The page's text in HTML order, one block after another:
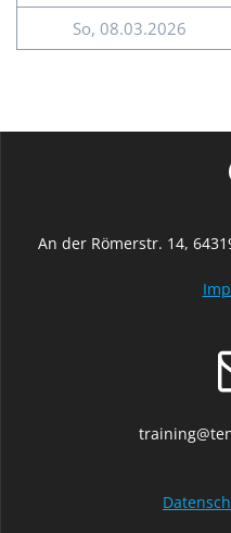
So, 08.03.2026
An der Römerstr. 14,